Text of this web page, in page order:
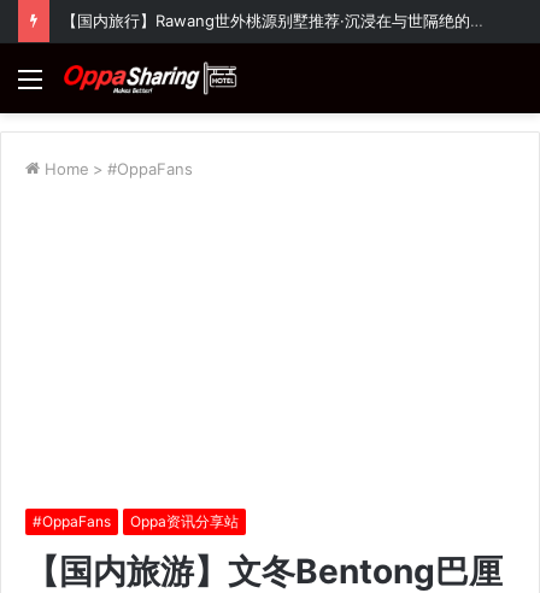
【国内旅行】Rawang世外桃源别墅推荐·沉浸在与世隔绝的大自然氛围~
Menu
Home > #OppaFans
#OppaFans Oppa资讯分享站
【国内旅游】文冬Bentong巴厘